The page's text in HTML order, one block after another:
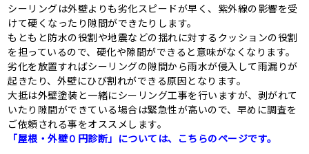
シーリングは外壁よりも劣化スピードが早く、紫外線の影響を受
けて硬くなったり隙間ができたりします。
もともと防水の役割や地震などの揺れに対するクッションの役割
を担っているので、硬化や隙間ができると意味がなくなります。
劣化を放置すればシーリングの隙間から雨水が侵入して雨漏りが
起きたり、外壁にひび割れができる原因となります。
大抵は外壁塗装と一緒にシーリング工事を行いますが、剥がれて
いたり隙間ができている場合は緊急性が高いので、早めに調査を
ご依頼される事をオススメします。
「屋根・外壁０円診断」については、こちらのページです。